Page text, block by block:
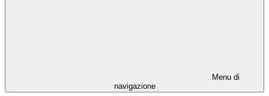
Menu di
navigazione